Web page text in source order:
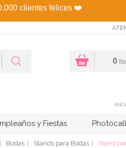
clientes felices ❤️
0
y Fiestas Photocall
Bodas Stands para Bodas Stand